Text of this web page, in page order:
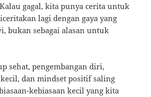
gagal, kita punya cerita untuk
lagi dengan gaya yang
bukan sebagai alasan untuk
sehat, pengembangan diri,
dan mindset positif saling
kebiasaan kecil yang kita